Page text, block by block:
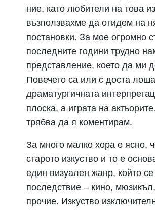
ние, като любители на това
възползвахме да отидем на
постановки. За мое огромно
последните години трудно
представление, което да ми
Повечето са или с доста
драматургичната
плоска, а играта на
трябва да я коментирам.
За много малко хора е ясно,
старото изкуство и то е
един визуален жанр, който
последствие – кино,
прочие. Изкуство